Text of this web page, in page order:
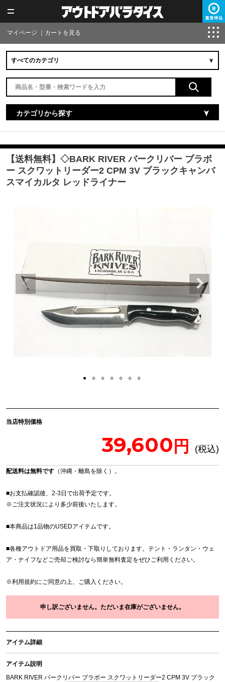
マイページ カートを見る
カテゴリから探す
【送料無料】◇BARK RIVER バークリバー ブラボ
ー スクワットリーダー2 CPM 3V ブラックキャンバ
スマイカルタ レッドライナー
当店特別価格
39,600
配送料は無料です （沖縄・離島を除く）。
■お支払確認後、2-3日で出荷予定です。
※ご注文状況により多少前後いたします。
■本商品は1品物のUSEDアイテムです。
■各種アウトドア用品を買取・下取りしております。テント・ランタン・ウェ
ア・ナイフなどご売却ご検討なら簡単無料査定をぜひご利用ください。
※利用規約にご同意の上、ご購入ください。
申し訳ございません。ただいま在庫がございません。
アイテム詳細
アイテム説明
BARK RIVER バークリバー ブラボー スクワットリーダー2 CPM 3V ブラック